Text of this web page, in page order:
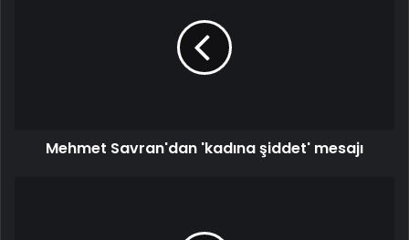
Mehmet Savran'dan 'kadına şiddet' mesajı